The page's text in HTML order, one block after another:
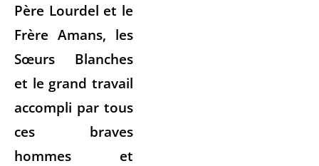
Père Lourdel et le
Frère Amans, les
Sœurs Blanches
et le grand travail
accompli par tous
ces braves
hommes et